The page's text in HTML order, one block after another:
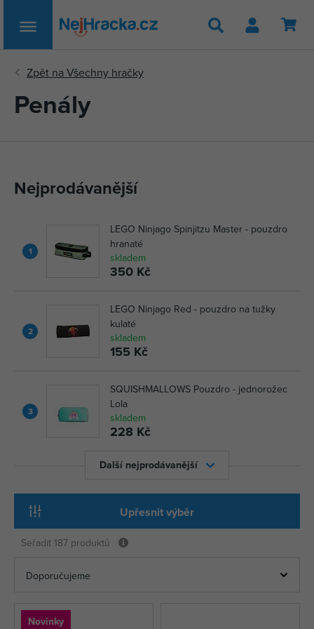
Hledat
Penály
Nejprodávanější
1
LEGO Ninjago Spinjitzu Master - pouzdro
hranaté
skladem
350 Kč
2
LEGO Ninjago Red - pouzdro na tužky
kulaté
skladem
155 Kč
3
SQUISHMALLOWS Pouzdro - jednorožec
Lola
skladem
228 Kč
Další nejprodávanější
Upřesnit výběr
Seřadit 187 produktů
Novinky